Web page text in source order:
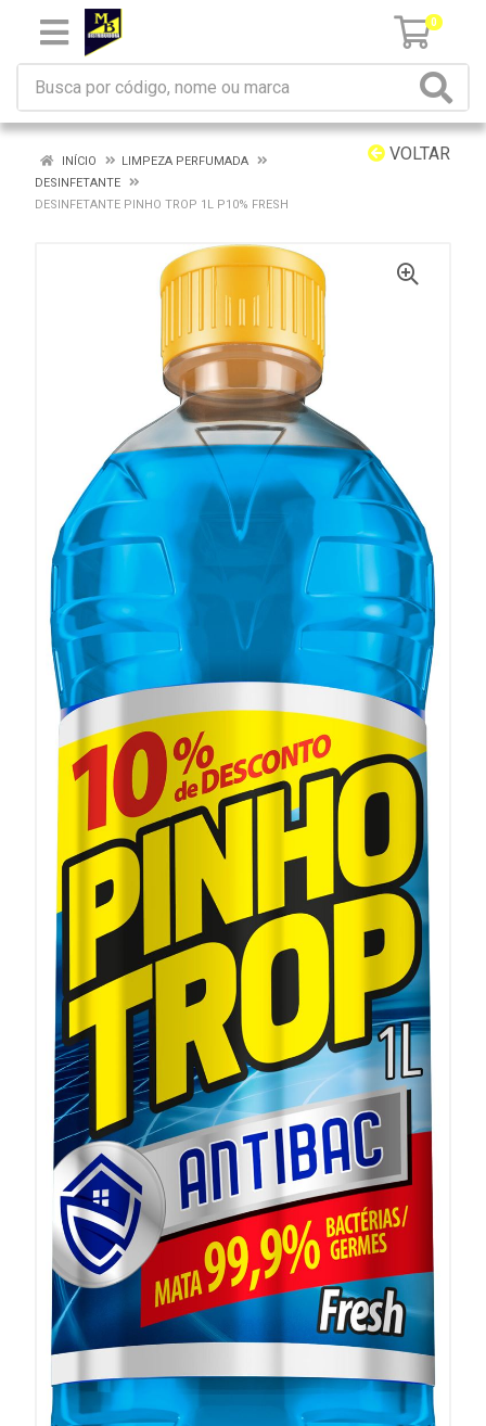
0
VOLTAR
INÍCIO
LIMPEZA PERFUMADA
DESINFETANTE
DESINFETANTE PINHO TROP 1L P10% FRESH